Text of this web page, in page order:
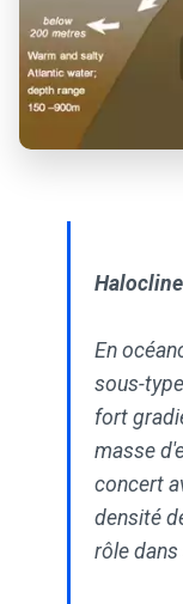
Halocline
En
sous-
fort
masse
concert
densité
rôle